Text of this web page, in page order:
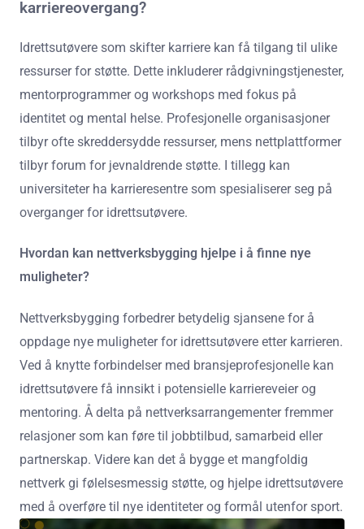
karriereovergang?
Idrettsutøvere som skifter karriere kan få tilgang til ulike
ressurser for støtte. Dette inkluderer rådgivningstjenester,
mentorprogrammer og workshops med fokus på
identitet og mental helse. Profesjonelle organisasjoner
tilbyr ofte skreddersydde ressurser, mens nettplattformer
tilbyr forum for jevnaldrende støtte. I tillegg kan
universiteter ha karrieresentre som spesialiserer seg på
overganger for idrettsutøvere.
Hvordan kan nettverksbygging hjelpe i å finne nye
muligheter?
Nettverksbygging forbedrer betydelig sjansene for å
oppdage nye muligheter for idrettsutøvere etter karrieren.
Ved å knytte forbindelser med bransjeprofesjonelle kan
idrettsutøvere få innsikt i potensielle karriereveier og
mentoring. Å delta på nettverksarrangementer fremmer
relasjoner som kan føre til jobbtilbud, samarbeid eller
partnerskap. Videre kan det å bygge et mangfoldig
nettverk gi følelsesmessig støtte, og hjelpe idrettsutøvere
med å overføre til nye identiteter og formål utenfor sport.